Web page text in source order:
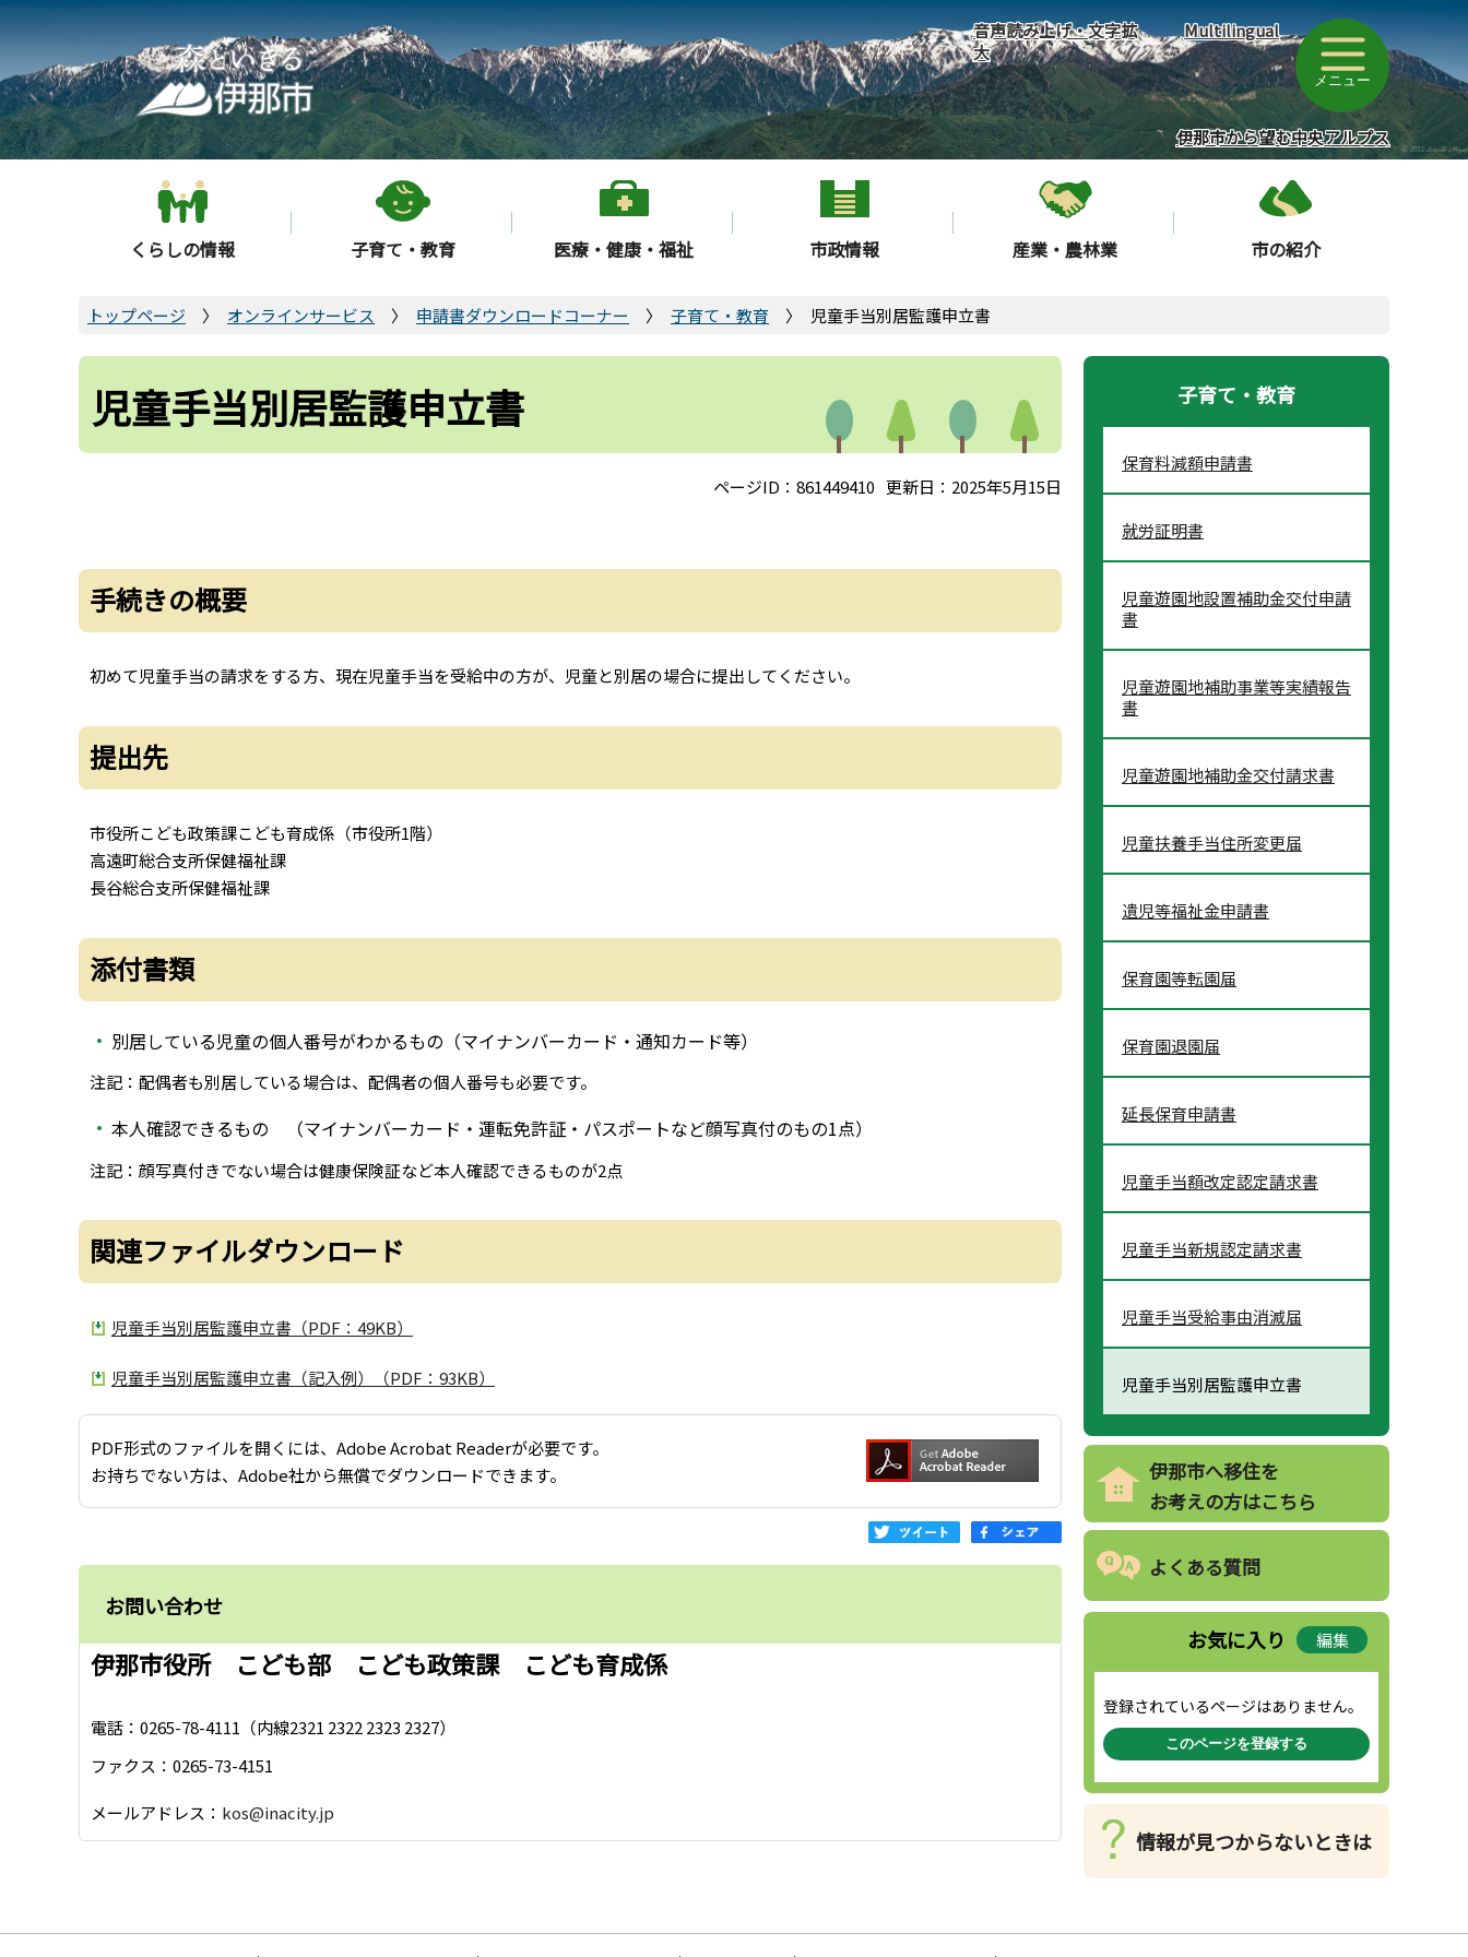
こ
の
ペ
ー
ジ
の
音声読み上げ・文字拡
大
Multilingual
メニュー
伊那市から望む中央アルプス
くらしの情報 子育て・教育 医療・健康・福祉 市政情報 産業・農林業 市の紹介
トップページ オンラインサービス 申請書ダウンロードコーナー 子育て・教育 児童手当別居監護申立書
児童手当別居監護申立書
ページID：861449410 更新日：2025年5月15日
手続きの概要
初めて児童手当の請求をする方、現在児童手当を受給中の方が、児童と別居の場合に提出してください。
提出先
市役所こども政策課こども育成係（市役所1階）
高遠町総合支所保健福祉課
長谷総合支所保健福祉課
添付書類
別居している児童の個人番号がわかるもの（マイナンバーカード・通知カード等）
注記：配偶者も別居している場合は、配偶者の個人番号も必要です。
本人確認できるもの （マイナンバーカード・運転免許証・パスポートなど顔写真付のもの1点）
注記：顔写真付きでない場合は健康保険証など本人確認できるものが2点
関連ファイルダウンロード
児童手当別居監護申立書（PDF：49KB）
児童手当別居監護申立書（記入例）（PDF：93KB）
PDF形式のファイルを開くには、Adobe Acrobat Readerが必要です。
お持ちでない方は、Adobe社から無償でダウンロードできます。
お問い合わせ
伊那市役所 こども部 こども政策課 こども育成係
電話：0265-78-4111（内線2321 2322 2323 2327）
ファクス：0265-73-4151
メールアドレス： kos@inacity.jp
子育て・教育
保育料減額申請書
就労証明書
児童遊園地設置補助金交付申請
書
児童遊園地補助事業等実績報告
書
児童遊園地補助金交付請求書
児童扶養手当住所変更届
遺児等福祉金申請書
保育園等転園届
保育園退園届
延長保育申請書
児童手当額改定認定請求書
児童手当新規認定請求書
児童手当受給事由消滅届
児童手当別居監護申立書
伊那市へ移住を
お考えの方はこちら
よくある質問
お気に入り 編集
登録されているページはありません。
このページを登録する
情報が見つからないときは